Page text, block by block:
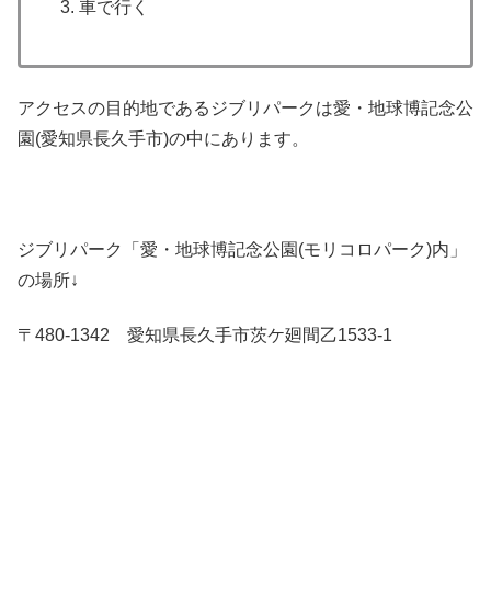
車で行く
アクセスの目的地であるジブリパークは愛・地球博記念公
園(愛知県長久手市)の中にあります。
ジブリパーク「愛・地球博記念公園(モリコロパーク)内」
の場所↓
〒480-1342 愛知県長久手市茨ケ廻間乙1533-1